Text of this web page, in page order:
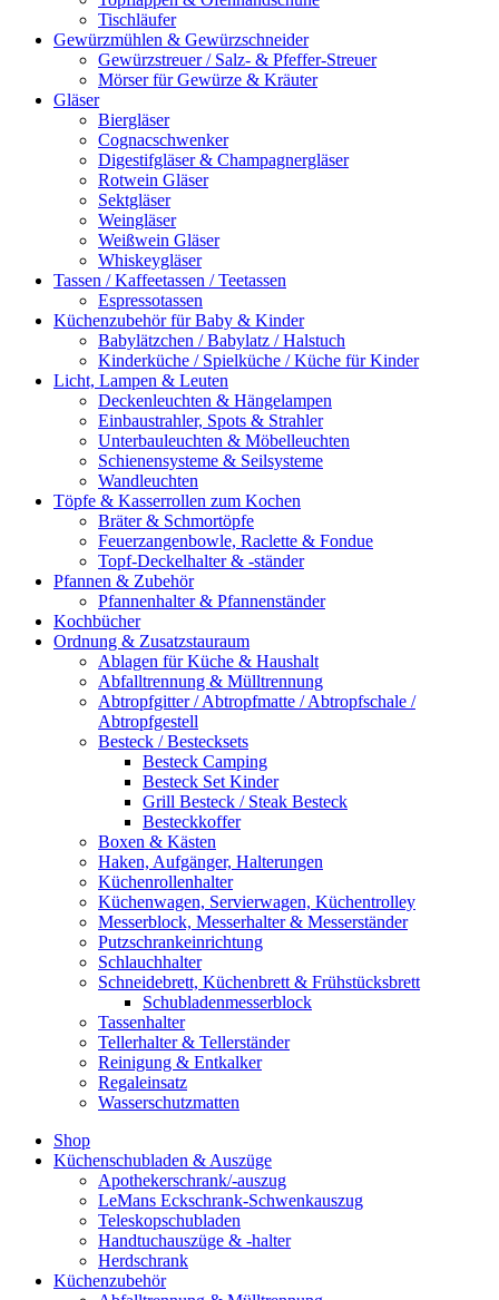
Tischläufer
Gewürzmühlen & Gewürzschneider
Gewürzstreuer / Salz- & Pfeffer-Streuer
Mörser für Gewürze & Kräuter
Gläser
Biergläser
Cognacschwenker
Digestifgläser & Champagnergläser
Rotwein Gläser
Sektgläser
Weingläser
Weißwein Gläser
Whiskeygläser
Tassen / Kaffeetassen / Teetassen
Espressotassen
Küchenzubehör für Baby & Kinder
Babylätzchen / Babylatz / Halstuch
Kinderküche / Spielküche / Küche für Kinder
Licht, Lampen & Leuten
Deckenleuchten & Hängelampen
Einbaustrahler, Spots & Strahler
Unterbauleuchten & Möbelleuchten
Schienensysteme & Seilsysteme
Wandleuchten
Töpfe & Kasserrollen zum Kochen
Bräter & Schmortöpfe
Feuerzangenbowle, Raclette & Fondue
Topf-Deckelhalter & -ständer
Pfannen & Zubehör
Pfannenhalter & Pfannenständer
Kochbücher
Ordnung & Zusatzstauraum
Ablagen für Küche & Haushalt
Abfalltrennung & Mülltrennung
Abtropfgitter / Abtropfmatte / Abtropfschale /
Abtropfgestell
Besteck / Bestecksets
Besteck Camping
Besteck Set Kinder
Grill Besteck / Steak Besteck
Besteckkoffer
Boxen & Kästen
Haken, Aufgänger, Halterungen
Küchenrollenhalter
Küchenwagen, Servierwagen, Küchentrolley
Messerblock, Messerhalter & Messerständer
Putzschrankeinrichtung
Schlauchhalter
Schneidebrett, Küchenbrett & Frühstücksbrett
Schubladenmesserblock
Tassenhalter
Tellerhalter & Tellerständer
Reinigung & Entkalker
Regaleinsatz
Wasserschutzmatten
Shop
Küchenschubladen & Auszüge
Apothekerschrank/-auszug
LeMans Eckschrank-Schwenkauszug
Teleskopschubladen
Handtuchauszüge & -halter
Herdschrank
Küchenzubehör